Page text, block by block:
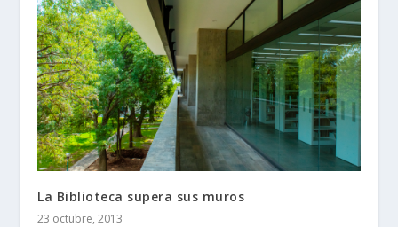
La Biblioteca supera sus muros
23 octubre, 2013